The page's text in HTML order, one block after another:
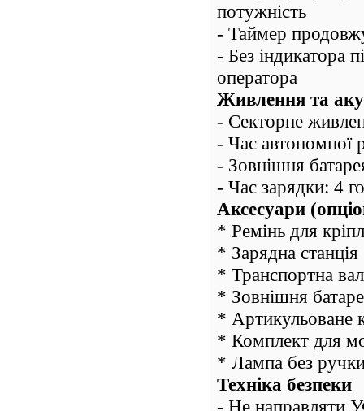
потужність
- Таймер
- Без індикатора
оператора
Живлення та
- Секторне
- Час автономної
- Зовнішня
- Час зарядки: 4
Аксесуари
* Ремінь для
* Зарядна станція
* Транспортна
* Зовнішня
* Артикульоване
* Комплект для
* Лампа без
Техніка безпеки
- Не направляти